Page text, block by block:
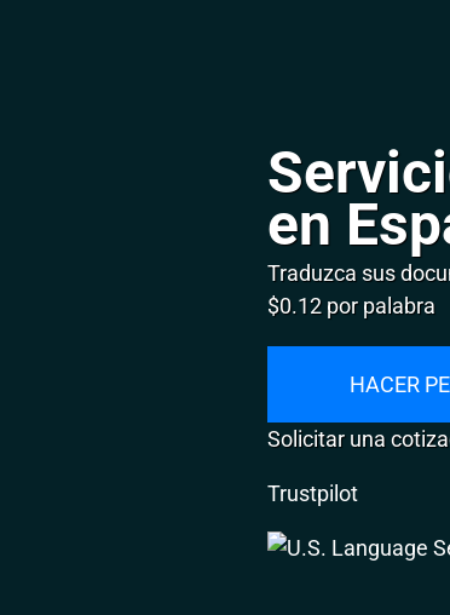
en
Traduzca sus
$0.12 por palabra
HACER
Solicitar una
Trustpilot